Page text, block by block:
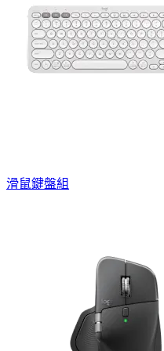
滑鼠鍵盤組